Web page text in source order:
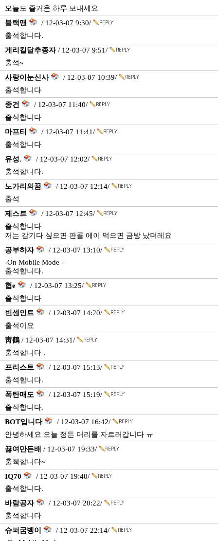
오늘도 즐거운 하루 보내세요
블랙맨
/ 12-03-07 9:30/
출석합니다.
게리킬달추종자/ 12-03-07 9:51/
출석~
사랑이눈신사
/ 12-03-07 10:39/
출석합니다
종건
/ 12-03-07 11:40/
출석합니다
마프티
/ 12-03-07 11:41/
출석합니다
유성.
/ 12-03-07 12:02/
출석합니다.
노가리의꿈
/ 12-03-07 12:14/
출석
제스트
/ 12-03-07 12:45/
출석합니다
저는 감기다 싶으면 판콜 에이 먹으면 금방 났더레요
공부하자
/ 12-03-07 13:10/
-On Mobile Mode -
출석합니다.
협e
/ 12-03-07 13:25/
출석합니다
빈센인트
/ 12-03-07 14:20/
출석이요
靑鶴 / 12-03-07 14:31/
출석합니다 .
프리스트
/ 12-03-07 15:13/
출석합니다.
폭탄매도
/ 12-03-07 15:19/
출석합니다.
BOT입니다
/ 12-03-07 16:42/
안녕하세요 오늘 정든 머리를 자르러갑니다 ㅠ
끓여만든배 / 12-03-07 19:33/
출췍합니다~
IQ70
/ 12-03-07 19:40/
출석합니다.
바람공자
/ 12-03-07 20:22/
출석합니다
슈퍼굼벵이
/ 12-03-07 22:14/